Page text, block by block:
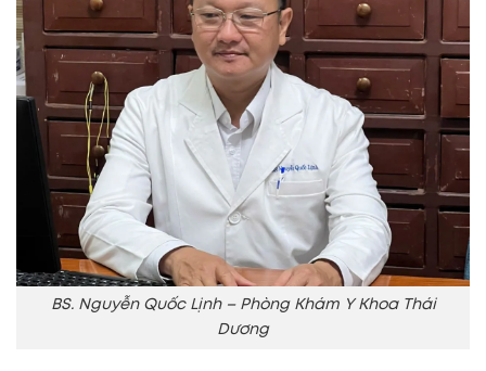
BS. Nguyễn Quốc Lịnh – Phòng Khám Y Khoa Thái
Dương